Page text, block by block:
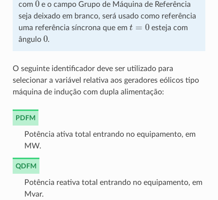
com
e o campo Grupo de Máquina de Referência
seja deixado em branco, será usado como referência
uma referência síncrona que em t
esteja com
ângulo 0.
O seguinte identificador deve ser utilizado para
selecionar a variável relativa aos geradores eólicos tipo
máquina de indução com dupla alimentação:
PDFM
Potência ativa total entrando no equipamento, em
MW.
QDFM
Potência reativa total entrando no equipamento, em
Mvar.